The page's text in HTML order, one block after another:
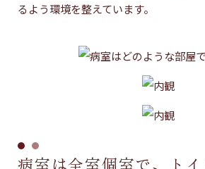
るよう環境を整えています。
病室は全室個室で、ト